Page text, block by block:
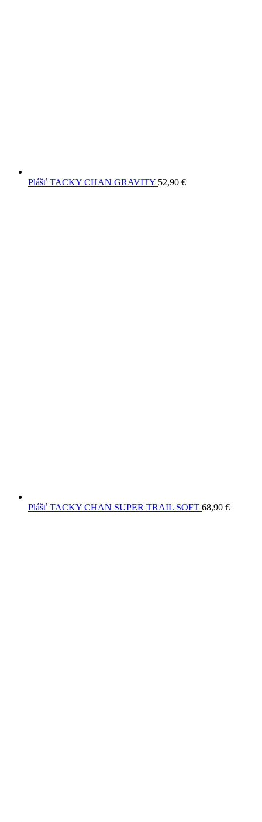
Plášť TACKY CHAN GRAVITY 52,90 €
Plášť TACKY CHAN SUPER TRAIL SOFT 68,90 €